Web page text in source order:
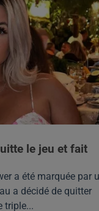
le jeu et fait
a été marquée par
a décidé de quitter
triple...